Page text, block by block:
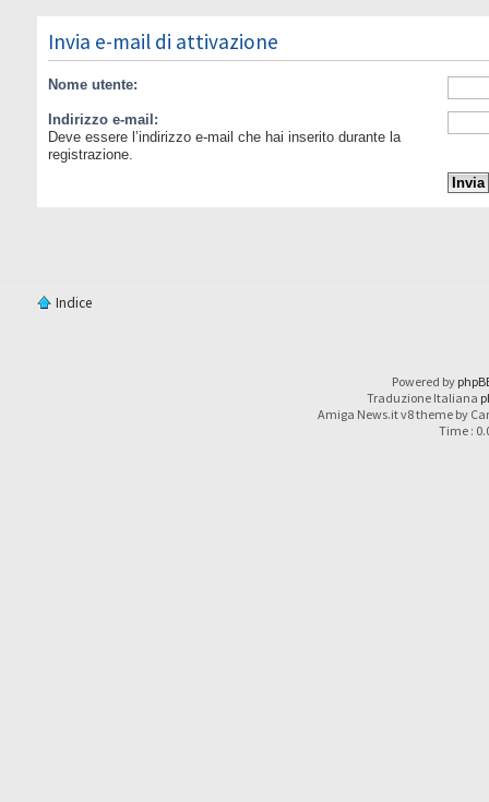
Invia e-mail di attivazione
Nome utente:
Indirizzo e-mail:
Deve essere l’indirizzo e-mail che hai inserito durante la
registrazione.
Indice
Powered by
Traduzione Italiana
Amiga News.it v8 theme by
Time :